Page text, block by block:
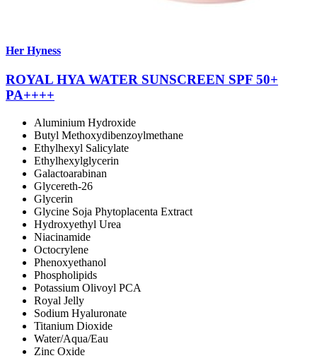
Her Hyness
ROYAL HYA WATER SUNSCREEN SPF 50+
PA++++
Aluminium Hydroxide
Butyl Methoxydibenzoylmethane
Ethylhexyl Salicylate
Ethylhexylglycerin
Galactoarabinan
Glycereth-26
Glycerin
Glycine Soja Phytoplacenta Extract
Hydroxyethyl Urea
Niacinamide
Octocrylene
Phenoxyethanol
Phospholipids
Potassium Olivoyl PCA
Royal Jelly
Sodium Hyaluronate
Titanium Dioxide
Water/Aqua/Eau
Zinc Oxide